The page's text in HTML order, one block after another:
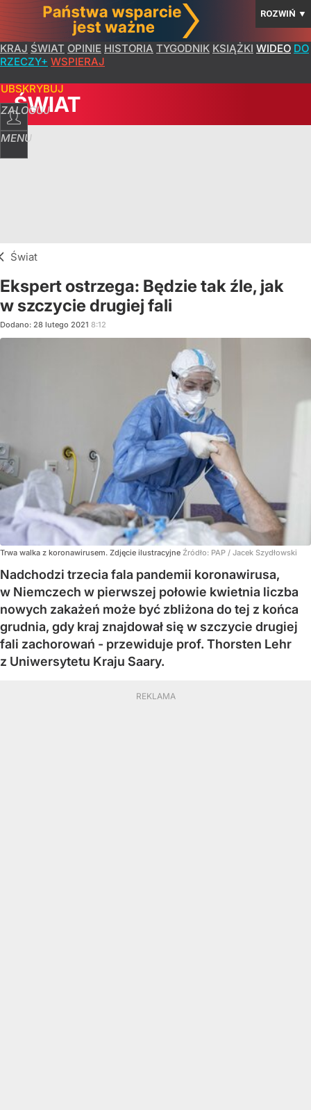
ROZWIŃ ▼
KRAJ ŚWIAT OPINIE HISTORIA TYGODNIK KSIĄŻKI WIDEO DO
RZECZY+ WSPIERAJ
ZALOGUJ
MENU
ŚWIAT
Świat
Ekspert ostrzega: Będzie tak źle, jak
w szczycie drugiej fali
Dodano: 28 lutego 2021 8:12
Trwa walka z koronawirusem. Zdjęcie ilustracyjne Źródło: PAP / Jacek Szydłowski
Nadchodzi trzecia fala pandemii koronawirusa,
w Niemczech w pierwszej połowie kwietnia liczba
nowych zakażeń może być zbliżona do tej z końca
grudnia, gdy kraj znajdował się w szczycie drugiej
fali zachorowań - przewiduje prof. Thorsten Lehr
z Uniwersytetu Kraju Saary.